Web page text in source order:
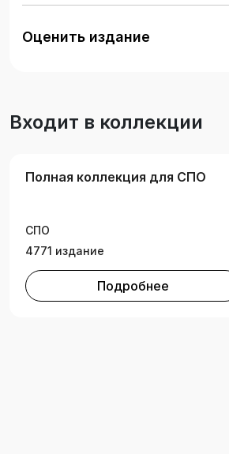
хозяйство», изучающих
«Механизация технологий в
«Основы механизации
Оценить издание
Входит в коллекции
Полная коллекция для СПО
СПО
4771 издание
Подробнее